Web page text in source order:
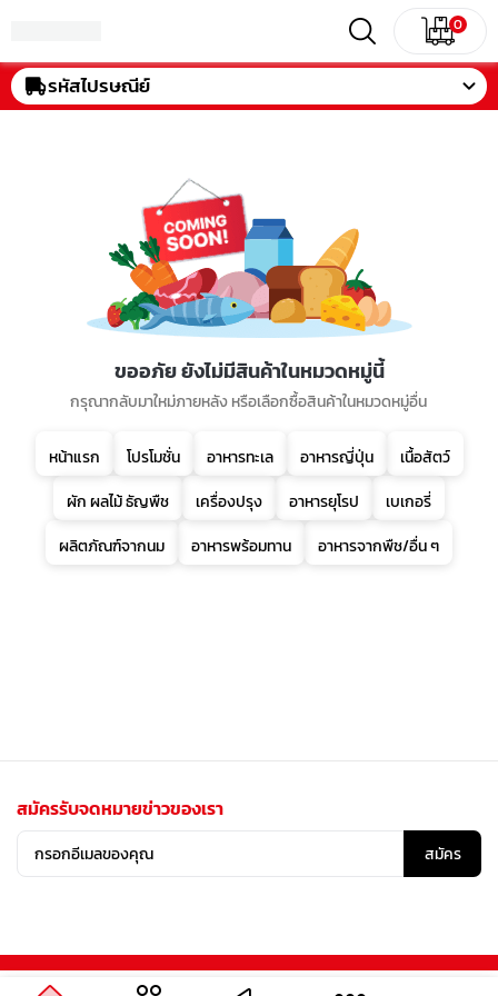
0
รหัสไปรษณีย์
ขออภัย ยังไม่มีสินค้าในหมวดหมู่นี้
กรุณากลับมาใหม่ภายหลัง หรือเลือกซื้อสินค้าในหมวดหมู่อื่น
หน้าแรก โปรโมชั่น อาหารทะเล อาหารญี่ปุ่น
เนื้อสัตว์
ผัก ผลไม้ ธัญพืช
เครื่องปรุง อาหารยุโรป
เบเกอรี่
ผลิตภัณฑ์จากนม
อาหารพร้อมทาน อาหารจากพืช/อื่น ๆ
สมัครรับจดหมายข่าวของเรา
สมัคร